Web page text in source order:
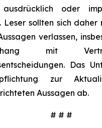
ausdrücklich oder
Leser sollten sich
verlassen,
mit
Das
zur
Aussagen ab.
# # #